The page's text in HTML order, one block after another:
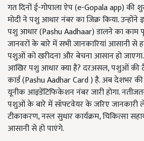
गत दिनों ई-गोपाला ऐप (e-Gopala app)
मोदी ने पशु आधार नंबर का जिक्र किया.
पशु आधार (Pashu Aadhaar) डालने का काम
जानवरों के बारे में सभी जानकारियां आसानी से
पशुओं को खरीदना और बेचना आसान हो
आखिर पशु आधार क्या है? दरअसल, पशुओं की
कार्ड (Pashu Aadhar Card ) है. अब देशभर
यूनीक आइडेंटिफिकेशन नंबर जारी होगा.
पशुओं के बारे में सॉफ्टवेयर के जरिए
टीकाकरण, नस्ल सुधार कार्यक्रम, चिकित्सा
आसानी से हो पाएंगे.